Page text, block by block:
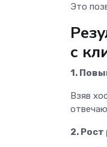
Это
с
1.
Взяв
2. Рост